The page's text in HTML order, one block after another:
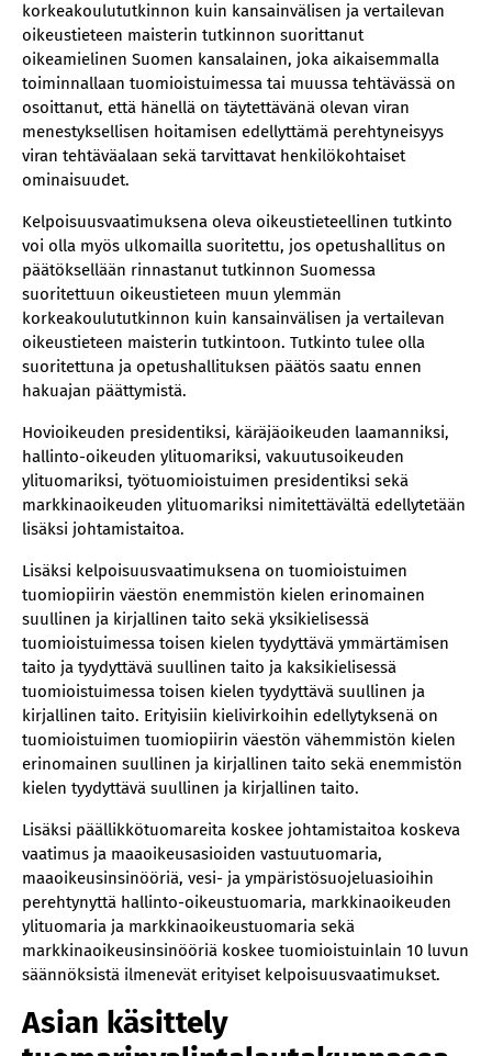
korkeakoulututkinnon kuin kansainvälisen ja vertailevan
oikeustieteen maisterin tutkinnon suorittanut
oikeamielinen Suomen kansalainen, joka aikaisemmalla
toiminnallaan tuomioistuimessa tai muussa tehtävässä on
osoittanut, että hänellä on täytettävänä olevan viran
menestyksellisen hoitamisen edellyttämä perehtyneisyys
viran tehtäväalaan sekä tarvittavat henkilökohtaiset
ominaisuudet.
Kelpoisuusvaatimuksena oleva oikeustieteellinen tutkinto
voi olla myös ulkomailla suoritettu, jos opetushallitus on
päätöksellään rinnastanut tutkinnon Suomessa
suoritettuun oikeustieteen muun ylemmän
korkeakoulututkinnon kuin kansainvälisen ja vertailevan
oikeustieteen maisterin tutkintoon. Tutkinto tulee olla
suoritettuna ja opetushallituksen päätös saatu ennen
hakuajan päättymistä.
Hovioikeuden presidentiksi, käräjäoikeuden laamanniksi,
hallinto-oikeuden ylituomariksi, vakuutusoikeuden
ylituomariksi, työtuomioistuimen presidentiksi sekä
markkinaoikeuden ylituomariksi nimitettävältä edellytetään
lisäksi johtamistaitoa.
Lisäksi kelpoisuusvaatimuksena on tuomioistuimen
tuomiopiirin väestön enemmistön kielen erinomainen
suullinen ja kirjallinen taito sekä yksikielisessä
tuomioistuimessa toisen kielen tyydyttävä ymmärtämisen
taito ja tyydyttävä suullinen taito ja kaksikielisessä
tuomioistuimessa toisen kielen tyydyttävä suullinen ja
kirjallinen taito. Erityisiin kielivirkoihin edellytyksenä on
tuomioistuimen tuomiopiirin väestön vähemmistön kielen
erinomainen suullinen ja kirjallinen taito sekä enemmistön
kielen tyydyttävä suullinen ja kirjallinen taito.
Lisäksi päällikkötuomareita koskee johtamistaitoa koskeva
vaatimus ja maaoikeusasioiden vastuutuomaria,
maaoikeusinsinööriä, vesi- ja ympäristösuojeluasioihin
perehtynyttä hallinto-oikeustuomaria, markkinaoikeuden
ylituomaria ja markkinaoikeustuomaria sekä
markkinaoikeusinsinööriä koskee tuomioistuinlain 10 luvun
säännöksistä ilmenevät erityiset kelpoisuusvaatimukset.
Asian käsittely